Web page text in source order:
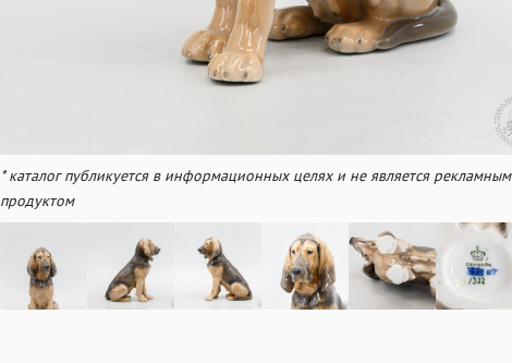
* каталог публикуется в информационных целях и не является рекламным
продуктом